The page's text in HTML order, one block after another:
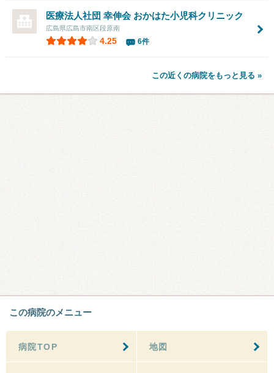
医療法人社団 幸伸会 おかはた小児科クリニック
広島県広島市南区段原南
4.25 6件
この近くの病院をもっと見る »
この病院のメニュー
病院TOP 地図